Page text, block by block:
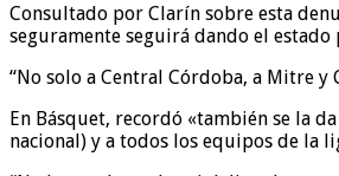
Consultado por Clarín sobre esta
seguramente seguirá dando el
“No solo a Central Córdoba, a Mitre y
En Básquet, recordó «también se la
nacional) y a todos los equipos de la